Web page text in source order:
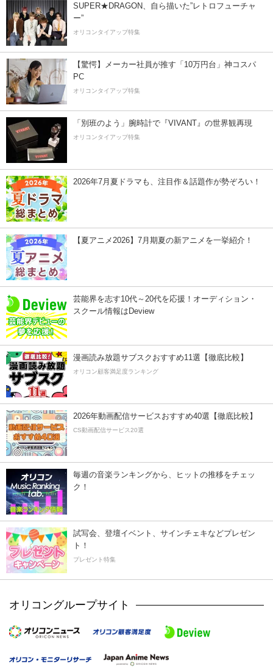
SUPER★DRAGON、自ら描いた”レトロフューチャ
ー”
オリコンタイアップ特集
【驚愕】メーカー社員が推す「10万円台」神コスパ
PC
オリコンタイアップ特集
「別班のよう」腕時計で『VIVANT』の世界観再現
オリコンタイアップ特集
2026年7月夏ドラマも、注目作＆話題作が勢ぞろい！
【夏アニメ2026】7月期夏の新アニメを一挙紹介！
芸能界を志す10代～20代を応援！オーディション・
スクール情報はDeview
漫画読み放題サブスクおすすめ11選【徹底比較】
オリコン顧客満足度ランキング
2026年動画配信サービスおすすめ40選【徹底比較】
CS動画配信サービス20選
毎週の音楽ランキングから、ヒットの推移をチェッ
ク！
試写会、登壇イベント、サインチェキなどプレゼン
ト！
プレゼント特集
オリコングループサイト